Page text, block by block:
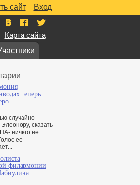
Вход
сайт
Карта сайта
теперь
случайно
сказать
ничего не
ее
филармонии